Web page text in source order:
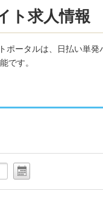
ト求人情報
ータルは、日払い単
です。